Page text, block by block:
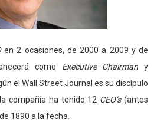
en 2 ocasiones, de 2000 a 2009 y de
como Executive Chairman y
el Wall Street Journal es su discípulo
compañía ha tenido 12 CEO’s(antes
1890 a la fecha.